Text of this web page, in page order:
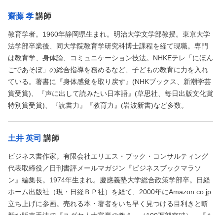
齋藤 孝 講師
教育学者。1960年静岡県生まれ。明治大学文学部教授。東京大学
法学部卒業後、同大学院教育学研究科博士課程を経て現職。専門
は教育学、身体論、コミュニケーション技法。NHKEテレ「にほん
ごであそぼ」の総合指導を務めるなど、子どもの教育に力を入れ
ている。著書に『身体感覚を取り戻す』(NHKブックス、新潮学芸
賞受賞)、『声に出して読みたい日本語』(草思社、毎日出版文化賞
特別賞受賞)、『読書力』『教育力』(岩波新書)など多数。
土井 英司 講師
ビジネス書作家。有限会社エリエス・ブック・コンサルティング
代表取締役／日刊書評メールマガジン『ビジネスブックマラソ
ン』編集長。1974年生まれ。慶應義塾大学総合政策学部卒。日経
ホーム出版社（現・日経ＢＰ社）を経て、2000年にAmazon.co.jp
立ち上げに参画。売れる本・著者をいち早く見つける目利きと斬